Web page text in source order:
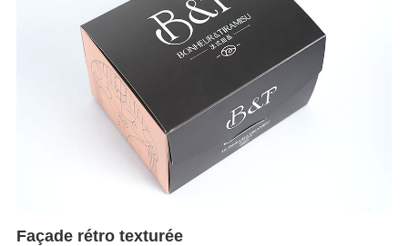
Façade rétro texturée